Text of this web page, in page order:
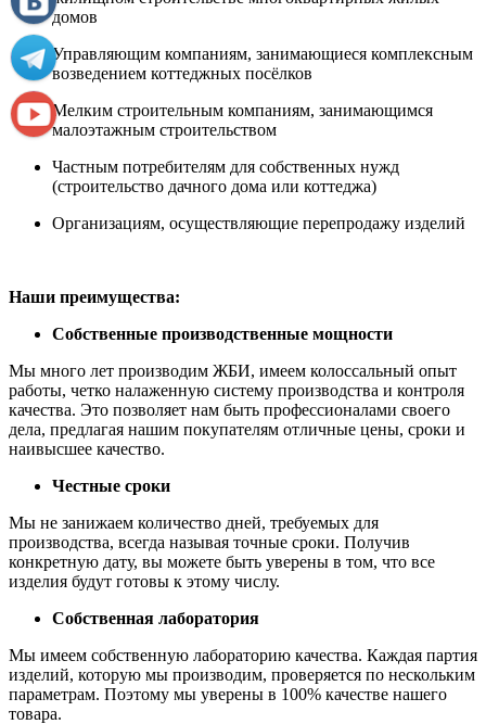
домов
Управляющим компаниям, занимающиеся комплексным
возведением коттеджных посёлков
Мелким строительным компаниям, занимающимся
малоэтажным строительством
Частным потребителям для собственных нужд
(строительство дачного дома или коттеджа)
Организациям, осуществляющие перепродажу изделий
Наши преимущества:
Собственные производственные мощности
Мы много лет производим ЖБИ, имеем колоссальный опыт
работы, четко налаженную систему производства и контроля
качества. Это позволяет нам быть профессионалами своего
дела, предлагая нашим покупателям отличные цены, сроки и
наивысшее качество.
Честные сроки
Мы не занижаем количество дней, требуемых для
производства, всегда называя точные сроки. Получив
конкретную дату, вы можете быть уверены в том, что все
изделия будут готовы к этому числу.
Собственная лаборатория
Мы имеем собственную лабораторию качества. Каждая партия
изделий, которую мы производим, проверяется по нескольким
параметрам. Поэтому мы уверены в 100% качестве нашего
товара.